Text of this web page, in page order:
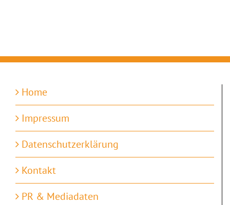
Home
Impressum
Datenschutzerklärung
Kontakt
PR & Mediadaten